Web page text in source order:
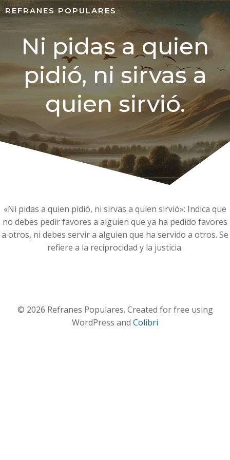
REFRANES POPULARES
Ni pidas a quien
pidió, ni sirvas a
quien sirvió.
«Ni pidas a quien pidió, ni sirvas a quien sirvió»: Indica que
no debes pedir favores a alguien que ya ha pedido favores
a otros, ni debes servir a alguien que ha servido a otros. Se
refiere a la reciprocidad y la justicia.
© 2026 Refranes Populares. Created for free using
WordPress and Colibri